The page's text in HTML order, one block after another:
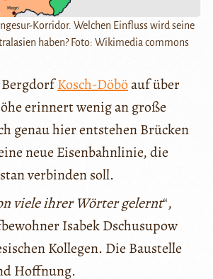
Korridor. Welchen Einfluss wird seine
haben? Foto: Wikimedia commons
Kosch-Döböauf über
erinnert wenig an große
genau hier entstehen Brücken
neue Eisenbahnlinie, die
verbinden soll.
viele ihrer Wörter gelernt“,
Isabek Dschusupow
Kollegen. Die Baustelle
Hoffnung.